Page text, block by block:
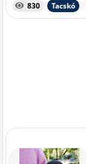
830 Tacskó